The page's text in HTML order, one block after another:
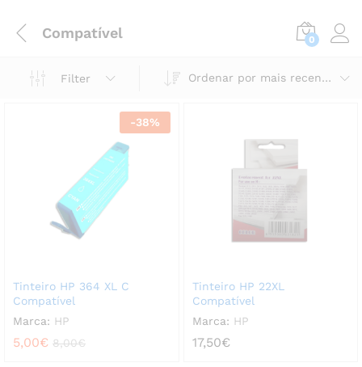
Compatível 0
Filter Ordenar por mais recentes
-38%
Tinteiro HP 364 XL C
Compatível
Marca: HP
5,00€ 8,00€
Tinteiro HP 22XL
Compatível
Marca: HP
17,50€